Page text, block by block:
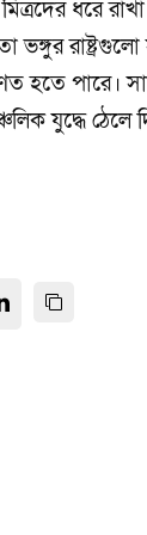
ধরে
ভঙ্গুর
হতে পারে।
যুদ্ধে ঠেলে